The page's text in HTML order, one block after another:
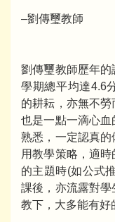
–劉傳璽教師
劉傳璽教師歷年
學期總平均達4.6
的耕耘，亦無不勞
也是一點一滴心
熟悉，一定認真
用教學策略，適
的主題時(如公式
課後，亦流露對
教下，大多能有好